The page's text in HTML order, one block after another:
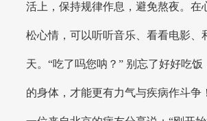
活上，保持规律作息，避免熬夜。在
松心情，可以听听音乐、看看电影、
天。“吃了吗您呐？” 别忘了好好吃
的身体，才能更有力气与疾病作斗争！